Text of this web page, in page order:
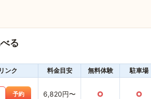
る
リンク 料金目安 無料体験 駐車場
予約 6,820円〜 ○ ○